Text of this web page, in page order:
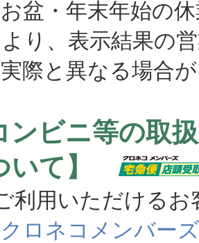
盆・年末年始の
り、表示結果の
と異なる場合が
ンビニ等の取
いて】
利用いただけるお
クロネコメンバーズ